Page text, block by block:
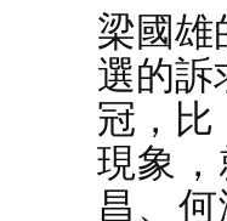
梁國雄
選的訴
冠，比
現象
昌、